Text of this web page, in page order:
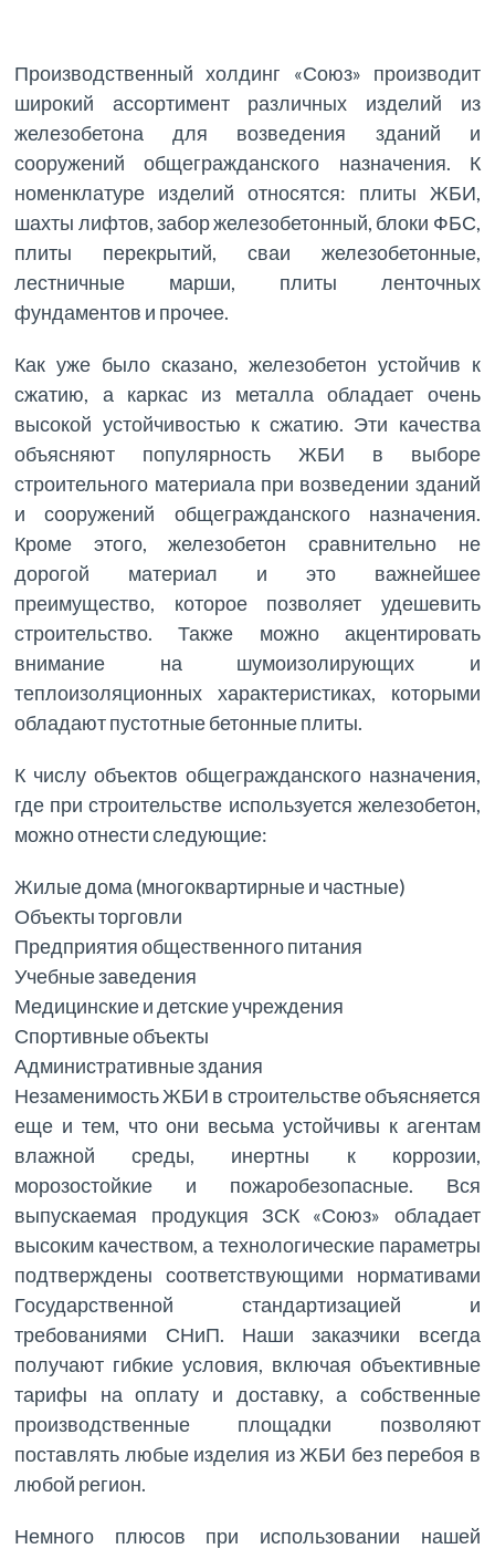
Производственный холдинг «Союз» производит
широкий ассортимент различных изделий из
железобетона для возведения зданий и
сооружений общегражданского назначения. К
номенклатуре изделий относятся: плиты ЖБИ,
шахты лифтов, забор железобетонный, блоки ФБС,
плиты перекрытий, сваи железобетонные,
лестничные марши, плиты ленточных
фундаментов и прочее.
Как уже было сказано, железобетон устойчив к
сжатию, а каркас из металла обладает очень
высокой устойчивостью к сжатию. Эти качества
объясняют популярность ЖБИ в выборе
строительного материала при возведении зданий
и сооружений общегражданского назначения.
Кроме этого, железобетон сравнительно не
дорогой материал и это важнейшее
преимущество, которое позволяет удешевить
строительство. Также можно акцентировать
внимание на шумоизолирующих и
теплоизоляционных характеристиках, которыми
обладают пустотные бетонные плиты.
К числу объектов общегражданского назначения,
где при строительстве используется железобетон,
можно отнести следующие:
Жилые дома (многоквартирные и частные)
Объекты торговли
Предприятия общественного питания
Учебные заведения
Медицинские и детские учреждения
Спортивные объекты
Административные здания
Незаменимость ЖБИ в строительстве объясняется
еще и тем, что они весьма устойчивы к агентам
влажной среды, инертны к коррозии,
морозостойкие и пожаробезопасные. Вся
выпускаемая продукция ЗСК «Союз» обладает
высоким качеством, а технологические параметры
подтверждены соответствующими нормативами
Государственной стандартизацией и
требованиями СНиП. Наши заказчики всегда
получают гибкие условия, включая объективные
тарифы на оплату и доставку, а собственные
производственные площадки позволяют
поставлять любые изделия из ЖБИ без перебоя в
любой регион.
Немного плюсов при использовании нашей